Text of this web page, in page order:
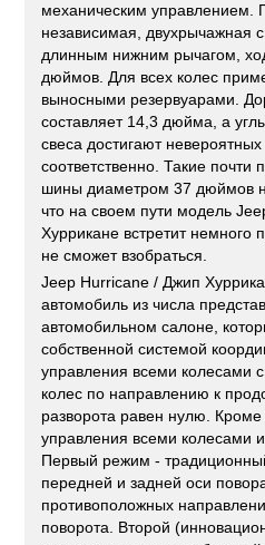
механическим управлением.
независимая, двухрычажная
длинным нижним рычагом,
дюймов. Для всех колес
выносными резервуарами.
составляет 14,3 дюйма, а
свеса достигают
соответственно. Такие почти
шины диаметром 37 дюймов
что на своем пути модель
Хуррикане встретит немного
не сможет взобраться.
Jeep Hurricane / Джип
автомобиль из числа
автомобильном салоне,
собственной системой
управления всеми колесами
колес по направлению к
разворота равен нулю. Кроме
управления всеми колесами
Первый режим -
передней и задней оси
противоположных
поворота. Второй